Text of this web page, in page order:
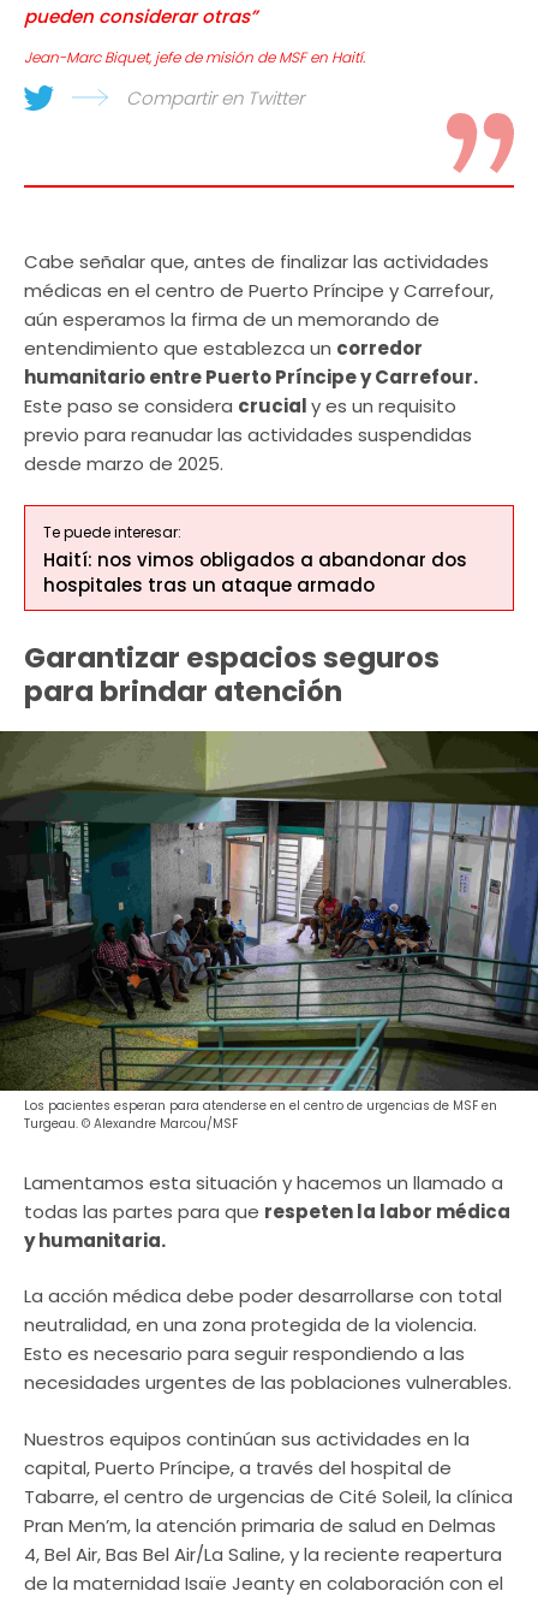
pueden considerar otras”
Jean-Marc Biquet, jefe de misión de MSF en Haití.
Compartir en Twitter
Cabe señalar que, antes de finalizar las actividades
médicas en el centro de Puerto Príncipe y Carrefour,
aún esperamos la firma de un memorando de
entendimiento que establezca un corredor
humanitario entre Puerto Príncipe y Carrefour.
Este paso se considera crucialy es un requisito
previo para reanudar las actividades suspendidas
desde marzo de 2025.
Te puede interesar:
Haití: nos vimos obligados a abandonar dos
hospitales tras un ataque armado
Garantizar espacios seguros
para brindar atención
Los pacientes esperan para atenderse en el centro de urgencias de MSF en
Turgeau. © Alexandre Marcou/MSF
Lamentamos esta situación y hacemos un llamado a
todas las partes para que respeten la labor médica
y humanitaria.
La acción médica debe poder desarrollarse con total
neutralidad, en una zona protegida de la violencia.
Esto es necesario para seguir respondiendo a las
necesidades urgentes de las poblaciones vulnerables.
Nuestros equipos continúan sus actividades en la
capital, Puerto Príncipe, a través del hospital de
Tabarre, el centro de urgencias de Cité Soleil, la clínica
Pran Men’m, la atención primaria de salud en Delmas
4, Bel Air, Bas Bel Air/La Saline, y la reciente reapertura
de la maternidad Isaïe Jeanty en colaboración con el